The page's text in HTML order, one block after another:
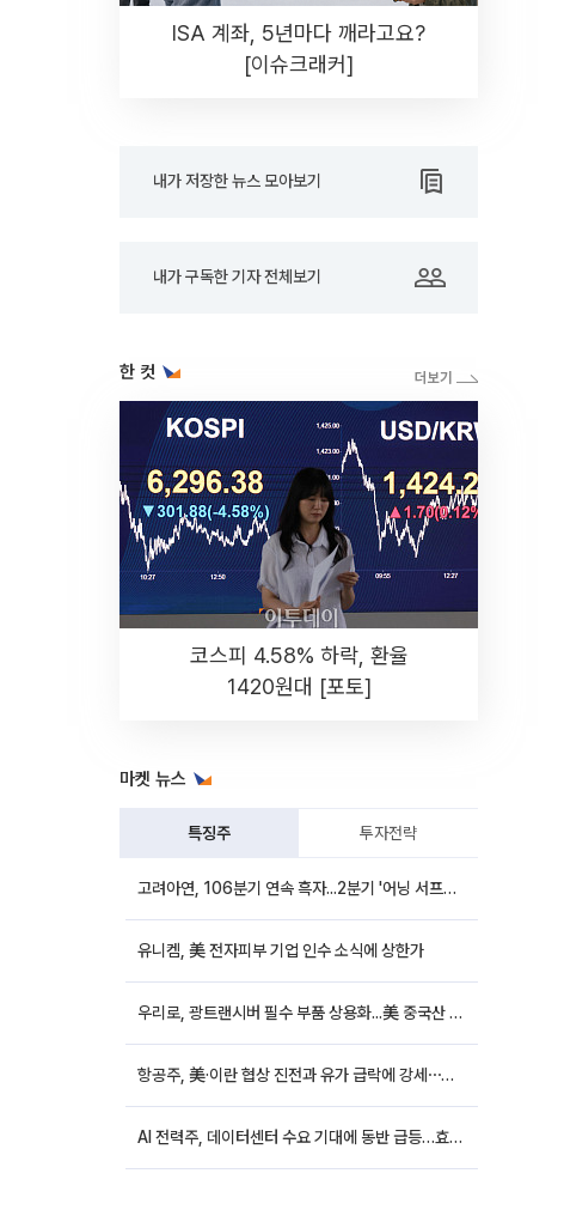
ISA 계좌, 5년마다 깨라고요?
[이슈크래커]
내가 저장한 뉴스 모아보기
내가 구독한 기자 전체보기
한 컷
코스피 4.58% 하락, 환율
1420원대 [포토]
마켓 뉴스
특징주 투자전략
고려아연, 106분기 연속 흑자...2분기 '어닝 서프라이즈'에 장 초반 12%대 강세
유니켐, 美 전자피부 기업 인수 소식에 상한가
우리로, 광트랜시버 필수 부품 상용화...美 중국산 퇴출 추진에 상승세
항공주, 美·이란 협상 진전과 유가 급락에 강세⋯한진칼 8%↑
AI 전력주, 데이터센터 수요 기대에 동반 급등…효성중공업 10%↑